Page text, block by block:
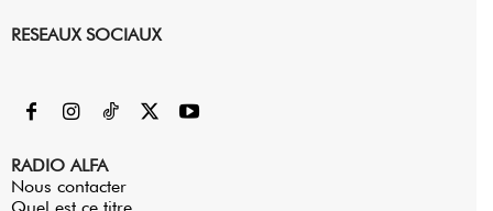
RESEAUX SOCIAUX
RADIO ALFA
Nous contacter
Quel est ce titre